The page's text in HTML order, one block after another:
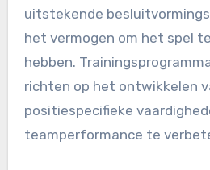
uitstekende
het vermogen om het spel
hebben.
richten op het ontwikkelen
positiespecifieke
teamperformance te